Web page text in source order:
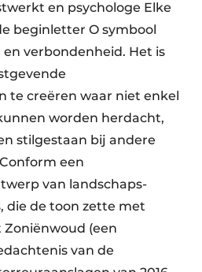
en psychologe Elke
beginletter O symbool
verbondenheid. Het is
te creëren waar niet enkel
worden herdacht,
stilgestaan bij andere
een
van landschaps-
die de toon zette met
Zoniënwoud (een
van de